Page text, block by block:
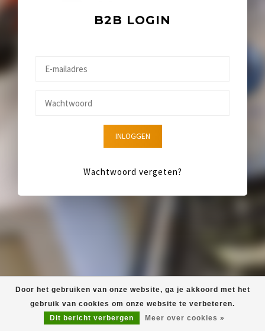
B2B LOGIN
INLOGGEN
Wachtwoord vergeten?
Door het gebruiken van onze website, ga je akkoord met het
gebruik van cookies om onze website te verbeteren.
Dit bericht verbergen
Meer over cookies »